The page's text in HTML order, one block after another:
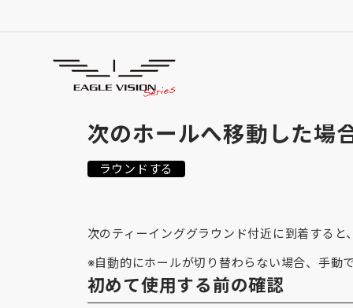
使用方法
HOW TO USE
次のホールへ移動した場
ラウンドする
次のティーインググラウンド付近に到着する
※自動的にホールが切り替わらない場合、手動
初めて使用する前の確認